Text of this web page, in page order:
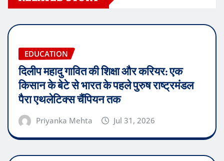
EDUCATION
दिलीप महादु गावित की शिक्षा और करियर: एक
किसान के बेटे से भारत के पहले पुरुष राष्ट्रमंडल
पैरा एथलेटिक्स चैंपियन तक
Priyanka Mehta Jul 31, 2026